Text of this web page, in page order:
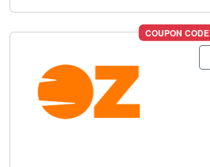
COUPON CODE